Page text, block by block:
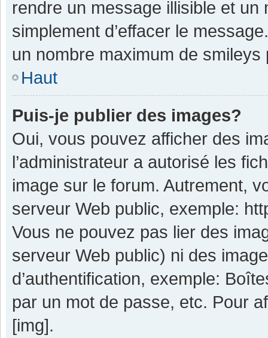
rendre un message illisible et
simplement d’effacer le
un nombre maximum de smileys
Haut
Puis-je publier des images?
Oui, vous pouvez afficher des
l’administrateur a autorisé les
image sur le forum. Autrement,
serveur Web public, exemple:
Vous ne pouvez pas lier des
serveur Web public) ni des
d’authentification, exemple:
par un mot de passe, etc. Pour
[img].